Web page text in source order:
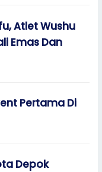
Atlet Wushu
Emas Dan
Pertama Di
Depok